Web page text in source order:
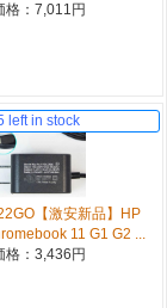
格：7,011円
left in stock
【激安新品】HP
11 G1 G2 ...
格：3,436円